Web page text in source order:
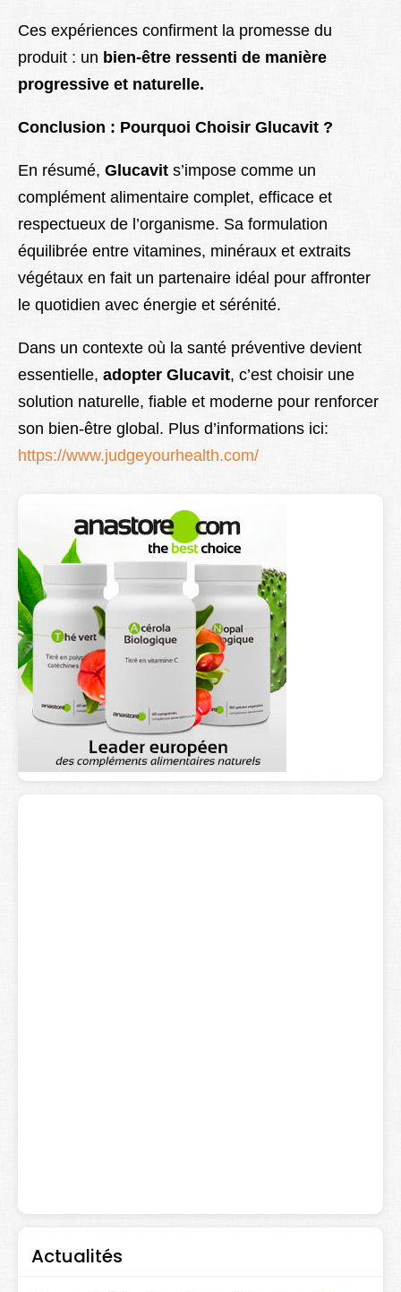
Ces expériences confirment la promesse du
produit : un bien-être ressenti de manière
progressive et naturelle.
Conclusion : Pourquoi Choisir Glucavit ?
En résumé, Glucavit s’impose comme un
complément alimentaire complet, efficace et
respectueux de l’organisme. Sa formulation
équilibrée entre vitamines, minéraux et extraits
végétaux en fait un partenaire idéal pour affronter
le quotidien avec énergie et sérénité.
Dans un contexte où la santé préventive devient
essentielle, adopter Glucavit, c’est choisir une
solution naturelle, fiable et moderne pour renforcer
son bien-être global. Plus d’informations ici:
https://www.judgeyourhealth.com/
Actualités